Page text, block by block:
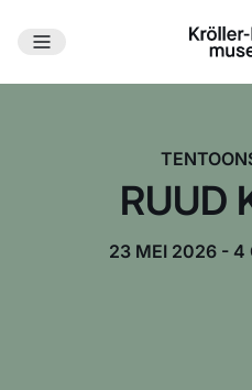
Ga naar hoofdinhoud
RUUD
23 MEI 2026 - 4